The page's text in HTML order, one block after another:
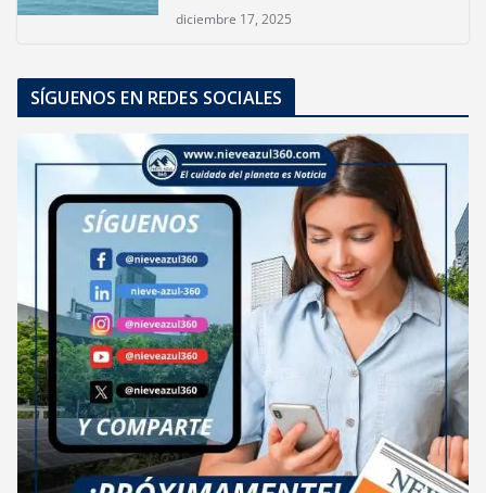
diciembre 17, 2025
SÍGUENOS EN REDES SOCIALES